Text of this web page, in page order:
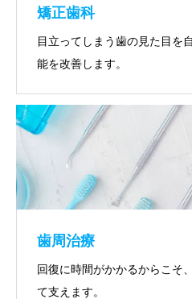
矯正歯科
目立ってしまう歯の見た目を
能を改善します。
歯周治療
回復に時間がかかるからこそ
て支えます。